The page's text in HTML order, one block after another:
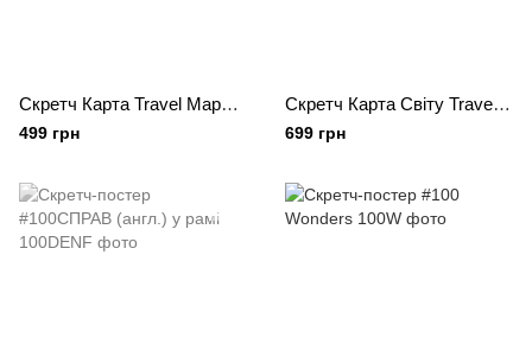
Скретч Карта Travel Map® Моя Рідна Україна
499 грн
Скретч Карта Світу Travel Map® Geography World
699 грн